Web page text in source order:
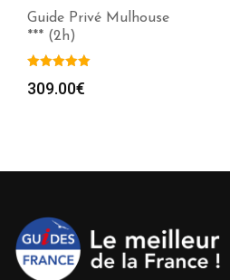
Guide Privé Mulhouse
*** (2h)
309.00€